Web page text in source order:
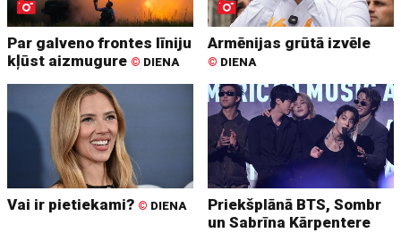
Par galveno frontes līniju
kļūst aizmugure © DIENA
Armēnijas grūtā izvēle
© DIENA
Vai ir pietiekami? © DIENA
Priekšplānā BTS, Sombr
un Sabrīna Kārpentere